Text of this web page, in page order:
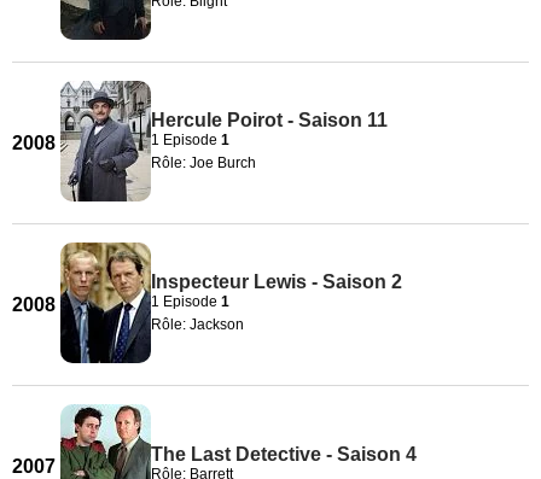
2008
Hercule Poirot - Saison 11
1 Episode 1
Rôle: Joe Burch
2008
Inspecteur Lewis - Saison 2
1 Episode 1
Rôle: Jackson
2007
The Last Detective - Saison 4
Rôle: Barrett